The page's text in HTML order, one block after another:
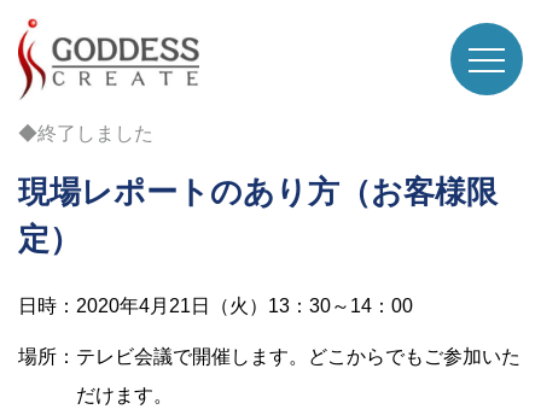
◆終了しました
現場レポートのあり方（お客様限
定）
日時：2020年4月21日（火）13：30～14：00
場所：テレビ会議で開催します。どこからでもご参加いた
だけます。